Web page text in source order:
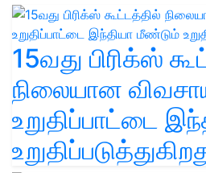
15வது பிரிக்ஸ்
நிலையான
உறுதிப்பாட்டை